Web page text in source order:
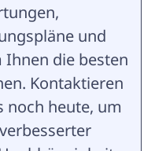
und
Ihnen die besten
Kontaktieren
noch heute, um